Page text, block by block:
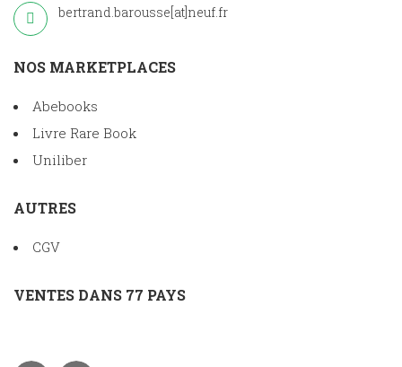
bertrand.barousse[at]neuf.fr
NOS MARKETPLACES
Abebooks
Livre Rare Book
Uniliber
AUTRES
CGV
VENTES DANS 77 PAYS